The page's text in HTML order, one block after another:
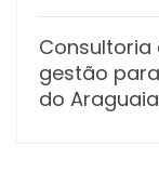
Consultoria
gestão
do Araguaia